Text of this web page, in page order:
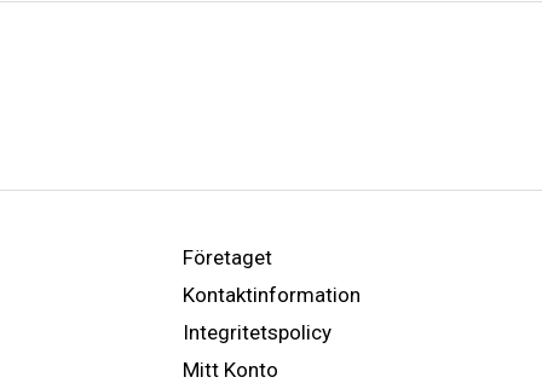
Företaget
Kontaktinformation
Integritetspolicy
Mitt Konto